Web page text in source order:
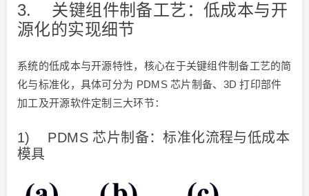
3. 关键组件制备工艺：低成本与开
源化的实现细节
系统的低成本与开源特性，核心在于关键组件制备工艺的简
化与标准化，具体可分为 PDMS 芯片制备、3D 打印部件
加工及开源软件定制三大环节：
1) PDMS 芯片制备：标准化流程与低成本
模具